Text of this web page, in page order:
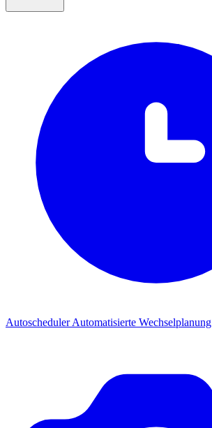
AutoschedulerAutomatisierte Wechselplanung